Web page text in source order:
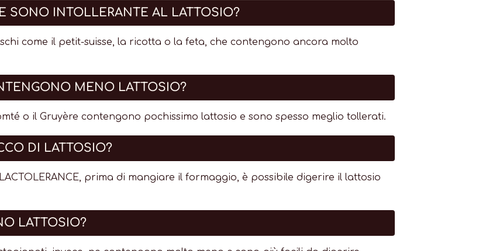
SONO INTOLLERANTE AL LATTOSIO?
come il petit-suisse, la ricotta o la feta, che contengono ancora molto
MENO LATTOSIO?
o il Gruyère contengono pochissimo lattosio e sono spesso meglio tollerati.
DI LATTOSIO?
prima di mangiare il formaggio, è possibile digerire il lattosio
LATTOSIO?